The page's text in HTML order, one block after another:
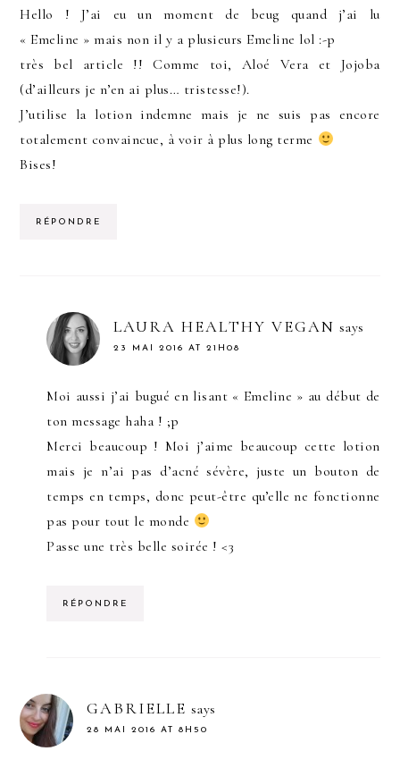
Hello ! J’ai eu un moment de beug quand j’ai lu
« Emeline » mais non il y a plusieurs Emeline lol :-p
très bel article !! Comme toi, Aloé Vera et Jojoba
(d’ailleurs je n’en ai plus… tristesse!).
J’utilise la lotion indemne mais je ne suis pas encore
totalement convaincue, à voir à plus long terme
Bises!
RÉPONDRE
LAURA HEALTHY VEGAN says
23 MAI 2016 AT 21H08
Moi aussi j’ai bugué en lisant « Emeline » au début de
ton message haha ! ;p
Merci beaucoup ! Moi j’aime beaucoup cette lotion
mais je n’ai pas d’acné sévère, juste un bouton de
temps en temps, donc peut-être qu’elle ne fonctionne
pas pour tout le monde
Passe une très belle soirée ! <3
RÉPONDRE
GABRIELLE says
28 MAI 2016 AT 8H50